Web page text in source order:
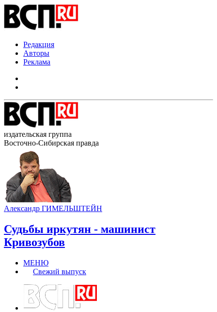
Редакция
Авторы
Реклама
издательская группа
Восточно-Сибирская правда
Александр ГИМЕЛЬШТЕЙН
Судьбы иркутян - машинист
Кривозубов
МЕНЮ
Свежий выпуск